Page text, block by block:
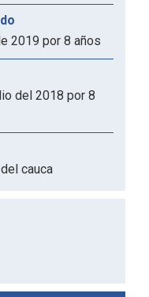
2019 por 8 años
del 2018 por 8
cauca